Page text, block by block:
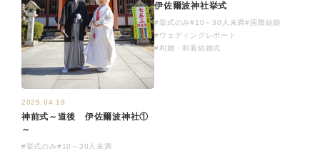
2025.04.19
神前式～道後 伊佐爾波神社①
～
#挙式のみ#10～30人未満
伊佐爾波神社挙式
#挙式のみ#10～30人未満#国際結婚
#ウェディングレポート
#和婚・和装結婚式